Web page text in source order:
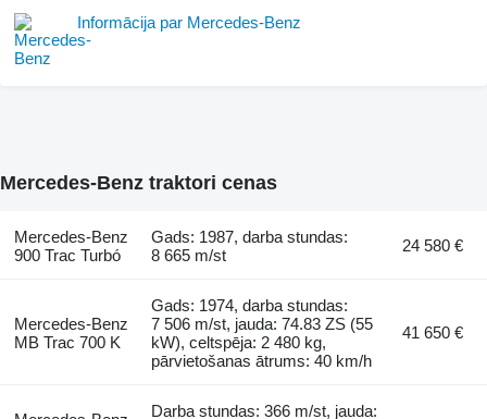
Informācija par Mercedes-Benz
Mercedes-Benz traktori cenas
Mercedes-Benz
900 Trac Turbó
Gads: 1987, darba stundas:
8 665 m/st
24 580 €
Mercedes-Benz
MB Trac 700 K
Gads: 1974, darba stundas:
7 506 m/st, jauda: 74.83 ZS (55
kW), celtspēja: 2 480 kg,
pārvietošanas ātrums: 40 km/h
41 650 €
Darba stundas: 366 m/st, jauda: